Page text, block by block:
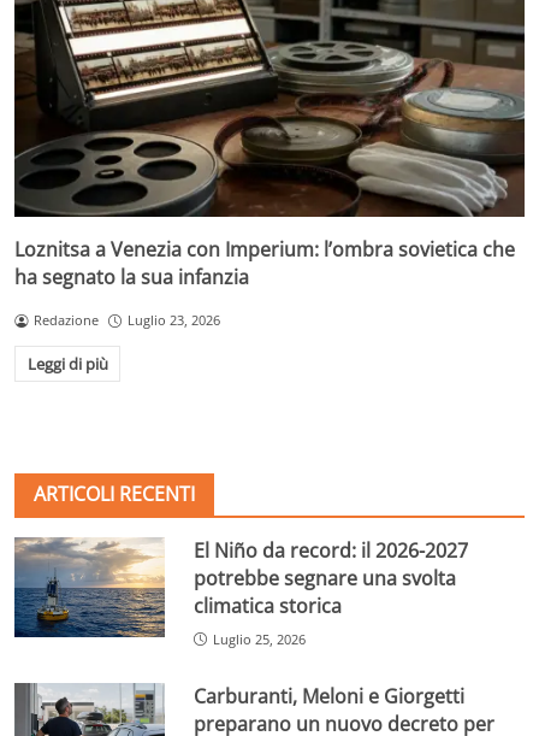
Loznitsa a Venezia con Imperium: l’ombra sovietica che
ha segnato la sua infanzia
Redazione Luglio 23, 2026
Leggi di più
ARTICOLI RECENTI
El Niño da record: il 2026-2027
potrebbe segnare una svolta
climatica storica
Luglio 25, 2026
Carburanti, Meloni e Giorgetti
preparano un nuovo decreto per